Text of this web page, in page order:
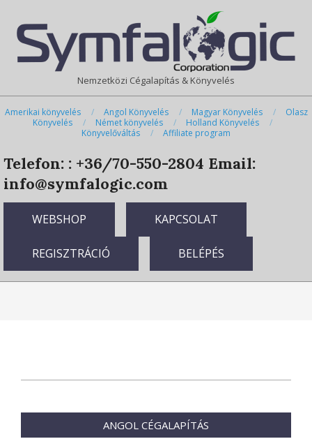
content
Navigation
Menu
Nemzetközi Cégalapítás & Könyvelés
Amerikai könyvelés Angol Könyvelés Magyar Könyvelés
Olasz
Könyvelés
Német könyvelés
Holland Könyvelés
Könyvelőváltás
Affiliate program
Telefon: : +36/70-550-2804 Email:
info@symfalogic.com
WEBSHOP KAPCSOLAT
REGISZTRÁCIÓ BELÉPÉS
ANGOL CÉGALAPÍTÁS